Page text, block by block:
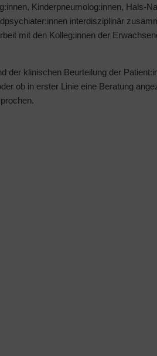
Kinderpneumolog:innen, Hals-
interdisziplinär
mit den Kolleg:innen der
der klinischen Beurteilung der
ob in erster Linie eine Beratung